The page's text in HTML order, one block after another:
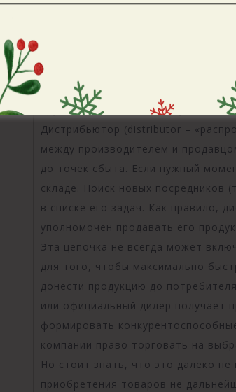
Дилер в терминологии торгов —
предоставляет доступ клиенту,
имени и за счет собственных
механизм торгов на розничном
организация, которая
других финансовых инструментов
Дистрибьютор (distributor –
между производителем и
до точек сбыта. Если нужный
складе. Поиск новых посредников
в списке его задач. Как правило,
уполномочен продавать его
Эта цепочка не всегда может
для того, чтобы максимально
донести продукцию до
или официальный дилер получает
формировать
компании право торговать на
Но стоит знать, что это далеко
приобретения товаров не